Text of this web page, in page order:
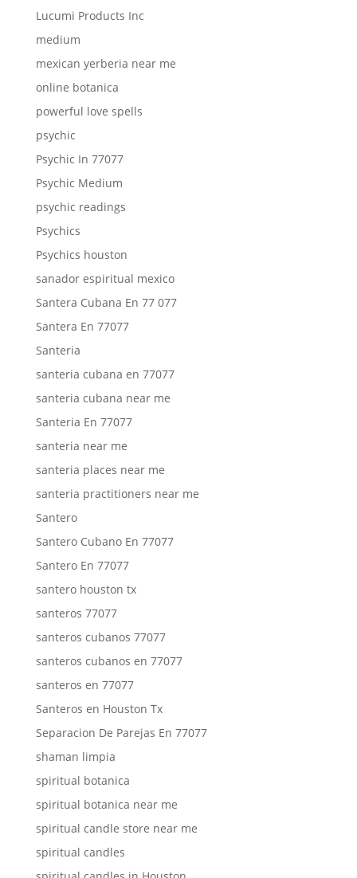
Lucumi Products Inc
medium
mexican yerberia near me
online botanica
powerful love spells
psychic
Psychic In 77077
Psychic Medium
psychic readings
Psychics
Psychics houston
sanador espiritual mexico
Santera Cubana En 77 077
Santera En 77077
Santeria
santeria cubana en 77077
santeria cubana near me
Santeria En 77077
santeria near me
santeria places near me
santeria practitioners near me
Santero
Santero Cubano En 77077
Santero En 77077
santero houston tx
santeros 77077
santeros cubanos 77077
santeros cubanos en 77077
santeros en 77077
Santeros en Houston Tx
Separacion De Parejas En 77077
shaman limpia
spiritual botanica
spiritual botanica near me
spiritual candle store near me
spiritual candles